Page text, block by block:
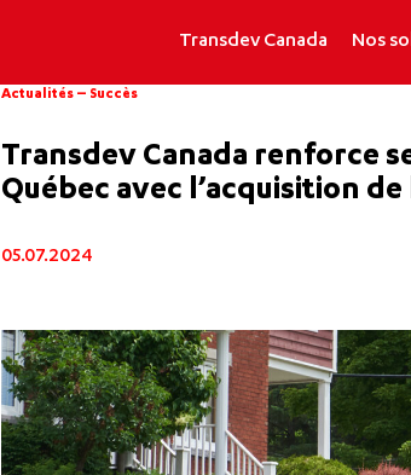
Transdev Canada Nos
Actualités – Succès
Transdev Canada renforce
Québec avec l’acquisition
05.07.2024